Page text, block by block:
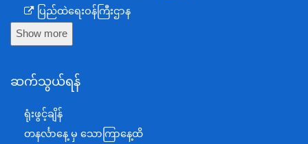
ပြည်ထဲရေးဝန်ကြီးဌာန
ကာကွယ်ရေးဝန်ကြီးဌာန
စီမံကိန်း၊ဘဏ္ဍာရေးနှင့်စက်မှုဝန်ကြီးဌာန
အပြည်ပြည်ဆိုင်ရာပူးပေါင်းဆောင်ရွက်ရေးဝန်ကြီးဌာန
Show more
ဆက်သွယ်ရန်
ရုံးဖွင့်ချိန်
တနင်္လာနေ့ မှ သောကြာနေ့ထိ